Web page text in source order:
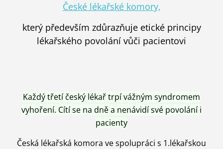
České lékařské komory,
který především zdůrazňuje etické principy
lékařského povolání vůči pacientovi
Každý třetí český lékař trpí vážným syndromem
vyhoření. Cítí se na dně a nenávidí své povolání i
pacienty
Česká lékařská komora ve spolupráci s 1.lékařskou